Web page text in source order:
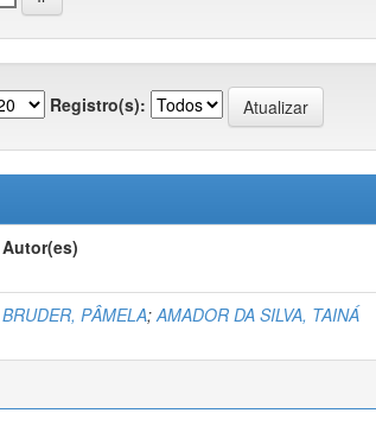
Registro(s):
Autor(es)
BRUDER, PÂMELA;AMADOR DA SILVA, TAINÁ